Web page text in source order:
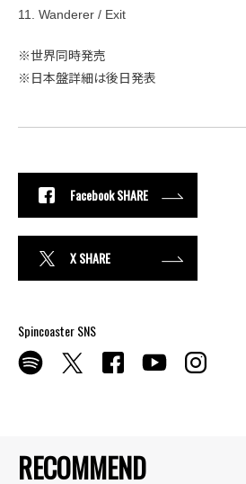
RECOMMEND
11. Wanderer / Exit
※世界同時発売
※日本盤詳細は後日発表
Facebook SHARE
X SHARE
Spincoaster SNS